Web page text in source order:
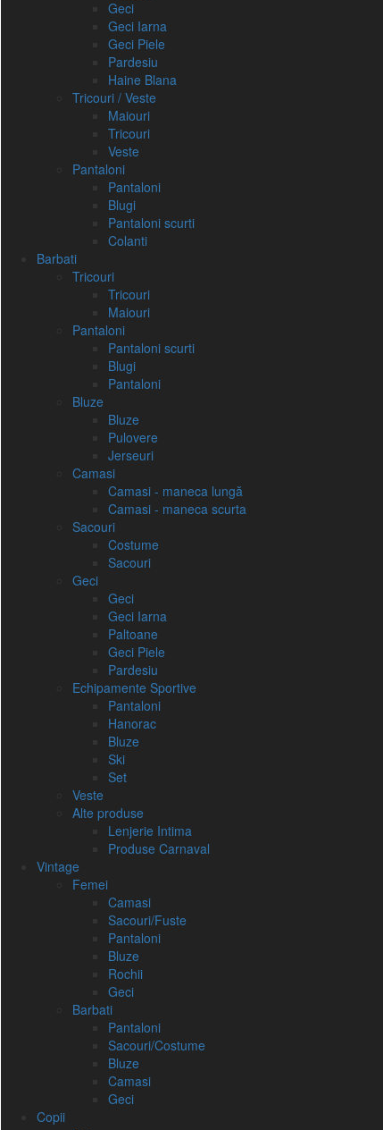
Geci
Geci Iarna
Geci Piele
Pardesiu
Haine Blana
Tricouri / Veste
Maiouri
Tricouri
Veste
Pantaloni
Pantaloni
Blugi
Pantaloni scurti
Colanti
Barbati
Tricouri
Tricouri
Maiouri
Pantaloni
Pantaloni scurti
Blugi
Pantaloni
Bluze
Bluze
Pulovere
Jerseuri
Camasi
Camasi - maneca lungă
Camasi - maneca scurta
Sacouri
Costume
Sacouri
Geci
Geci
Geci Iarna
Paltoane
Geci Piele
Pardesiu
Echipamente Sportive
Pantaloni
Hanorac
Bluze
Ski
Set
Veste
Alte produse
Lenjerie Intima
Produse Carnaval
Vintage
Femei
Camasi
Sacouri/Fuste
Pantaloni
Bluze
Rochii
Geci
Barbati
Pantaloni
Sacouri/Costume
Bluze
Camasi
Geci
Copii